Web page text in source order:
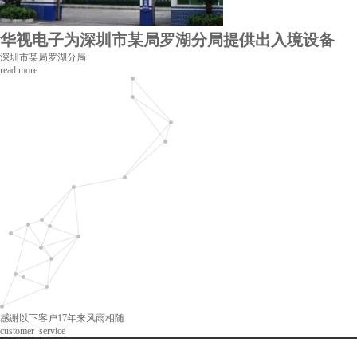
华视电子为深圳市某局罗湖分局提供出入境设备
深圳市某局罗湖分局
read more
感谢以下客户17年来风雨相随
customer service